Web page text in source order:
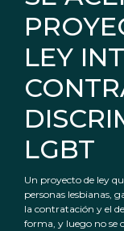
LEY
LGBT
Un proyecto de ley
personas lesbianas,
la contratación y el
forma, y luego no se